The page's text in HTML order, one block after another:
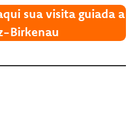
sua visita guiada a
Birkenau